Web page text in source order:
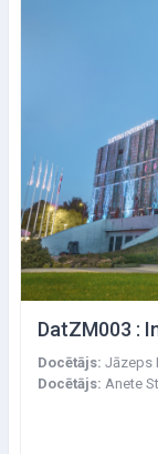
DatZM003 :
Docētājs: Jāzeps
Docētājs: Anete